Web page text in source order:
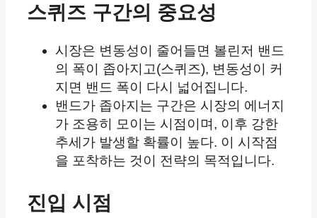
스퀴즈 구간의 중요성
시장은 변동성이 줄어들면 볼린저 밴드
의 폭이 좁아지고(스퀴즈), 변동성이 커
지면 밴드 폭이 다시 넓어집니다.
밴드가 좁아지는 구간은 시장의 에너지
가 조용히 모이는 시점이며, 이후 강한
추세가 발생할 확률이 높다. 이 시작점
을 포착하는 것이 전략의 목적입니다.
진입 시점